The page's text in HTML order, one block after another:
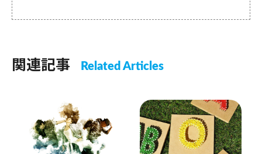
関連記事 Related Articles